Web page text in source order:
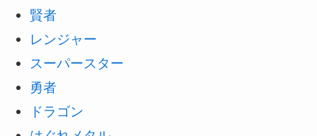
賢者
レンジャー
スーパースター
勇者
ドラゴン